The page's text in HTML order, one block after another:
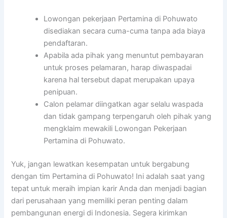
Lowongan pekerjaan Pertamina di Pohuwato
disediakan secara cuma-cuma tanpa ada biaya
pendaftaran.
Apabila ada pihak yang menuntut pembayaran
untuk proses pelamaran, harap diwaspadai
karena hal tersebut dapat merupakan upaya
penipuan.
Calon pelamar diingatkan agar selalu waspada
dan tidak gampang terpengaruh oleh pihak yang
mengklaim mewakili Lowongan Pekerjaan
Pertamina di Pohuwato.
Yuk, jangan lewatkan kesempatan untuk bergabung
dengan tim Pertamina di Pohuwato! Ini adalah saat yang
tepat untuk meraih impian karir Anda dan menjadi bagian
dari perusahaan yang memiliki peran penting dalam
pembangunan energi di Indonesia. Segera kirimkan